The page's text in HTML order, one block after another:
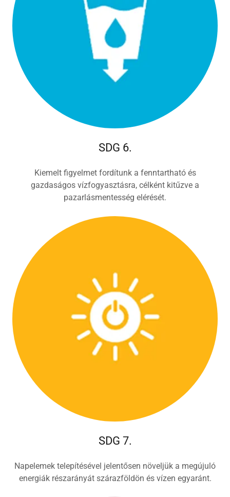
SDG 6.
Kiemelt figyelmet fordítunk a fenntartható és
gazdaságos vízfogyasztásra, célként kitűzve a
pazarlásmentesség elérését.
SDG 7.
Napelemek telepítésével jelentősen növeljük a megújuló
energiák részarányát szárazföldön és vízen egyaránt.